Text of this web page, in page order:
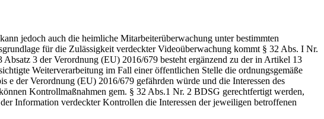
jedoch auch die heimliche Mitarbeiterüberwachung unter bestimmten
für die Zulässigkeit verdeckter Videoüberwachung kommt § 32 Abs. I Nr.
3 der Verordnung (EU) 2016/679 besteht ergänzend zu der in Artikel 13
Weiterverarbeitung im Fall einer öffentlichen Stelle die ordnungsgemäße
der Verordnung (EU) 2016/679 gefährden würde und die Interessen des
Kontrollmaßnahmen gem. § 32 Abs.1 Nr. 2 BDSG gerechtfertigt werden,
Information verdeckter Kontrollen die Interessen der jeweiligen betroffenen